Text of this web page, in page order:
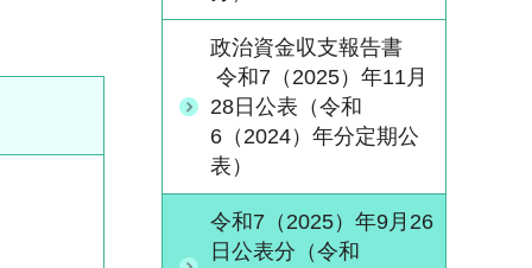
政治資金収支報告書
令和7（2025）年11月
28日公表（令和
6（2024）年分定期公
表）
令和7（2025）年9月26
日公表分（令和